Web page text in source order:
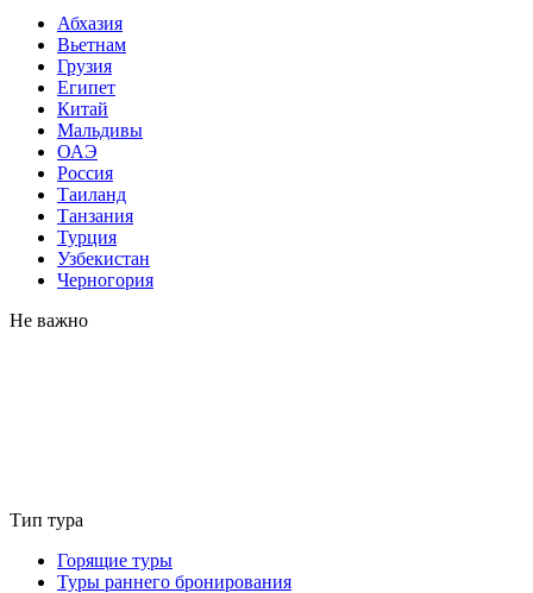
Абхазия
Вьетнам
Грузия
Египет
Китай
Мальдивы
ОАЭ
Россия
Таиланд
Танзания
Турция
Узбекистан
Черногория
Не важно
Тип тура
Горящие туры
Туры раннего бронирования